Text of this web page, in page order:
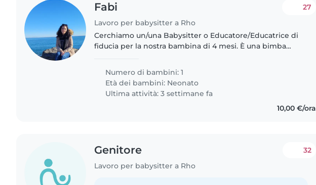
Fabi
Lavoro per babysitter a Rho
27
Cerchiamo un/una Babysitter o Educatore/Educatrice di
fiducia per la nostra bambina di 4 mesi. È una bimba
in grado di accudirla..
Numero di bambini: 1
Età dei bambini: Neonato
Ultima attività: 3 settimane fa
10,00 €/ora
Genitore
Lavoro per babysitter a Rho
32